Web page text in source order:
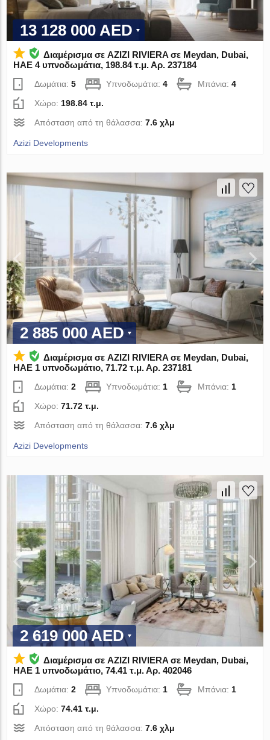
13 128 000 AED
Διαμέρισμα σε AZIZI RIVIERA σε Meydan, Dubai,
ΗΑΕ 4 υπνοδωμάτια, 198.84 τ.μ. Αρ. 237184
Δωμάτια:5 Υπνοδωμάτια:4 Μπάνια:4
Χώρο: 198.84 τ.μ.
Απόσταση από τη θάλασσα:7.6 χλμ
Azizi Developments
2 885 000 AED
Διαμέρισμα σε AZIZI RIVIERA σε Meydan, Dubai,
ΗΑΕ 1 υπνοδωμάτιο, 71.72 τ.μ. Αρ. 237181
Δωμάτια:2 Υπνοδωμάτια: 1 Μπάνια: 1
Χώρο:71.72 τ.μ.
Απόσταση από τη θάλασσα:7.6 χλμ
Azizi Developments
2 619 000 AED
Διαμέρισμα σε AZIZI RIVIERA σε Meydan, Dubai,
ΗΑΕ 1 υπνοδωμάτιο, 74.41 τ.μ. Αρ. 402046
Δωμάτια:2 Υπνοδωμάτια: 1 Μπάνια: 1
Χώρο:74.41 τ.μ.
Απόσταση από τη θάλασσα:7.6 χλμ